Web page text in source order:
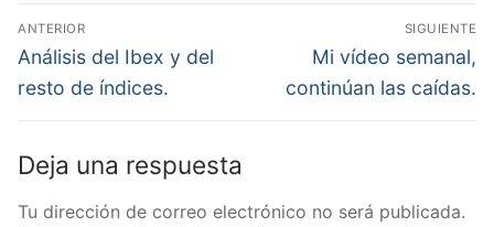
Navegación
de
entradas
ANTERIOR
Entrada
anterior:
Análisis del Ibex y del
resto de índices.
SIGUIENTE
Entrada
siguiente:
Mi vídeo semanal,
continúan las caídas.
Deja una respuesta
Tu dirección de correo electrónico no será publicada.